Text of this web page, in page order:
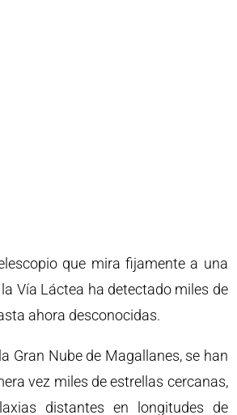
que mira fijamente a una
Vía Láctea ha detectado miles de
ahora desconocidas.
Gran Nube de Magallanes, se han
vez miles de estrellas cercanas,
distantes en longitudes de